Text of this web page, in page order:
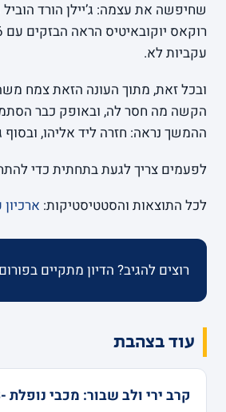
עקביות לא.
ובכל זאת, מתוך העונה הזאת צמח
הקשה מה חסר לה, ובאופק כבר
ההמשך נראה: חזרה ליד אליהו, ובסוף
לפעמים צריך לגעת בתחתית כדי
לכל התוצאות והסטטיסטיקות: ארכיון
רוצים להגיב? הדיון מתקיים
עוד בצהבת
קרב